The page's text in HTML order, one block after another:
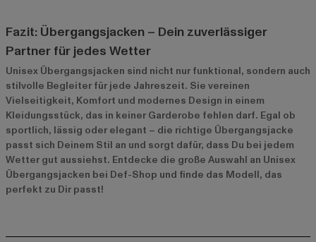
Fazit: Übergangsjacken – Dein zuverlässiger
Partner für jedes Wetter
Unisex Übergangsjacken sind nicht nur funktional, sondern auch
stilvolle Begleiter für jede Jahreszeit. Sie vereinen
Vielseitigkeit, Komfort und modernes Design in einem
Kleidungsstück, das in keiner Garderobe fehlen darf. Egal ob
sportlich, lässig oder elegant – die richtige Übergangsjacke
passt sich Deinem Stil an und sorgt dafür, dass Du bei jedem
Wetter gut aussiehst. Entdecke die große Auswahl an Unisex
Übergangsjacken bei Def-Shop und finde das Modell, das
perfekt zu Dir passt!